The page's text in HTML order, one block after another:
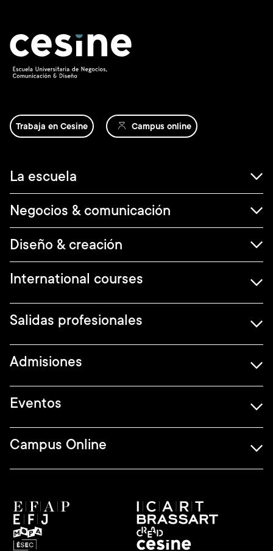
Trabaja en Cesine Campus online
Navegación
principal
La escuela
Negocios & comunicación
Diseño & creación
International courses
Salidas profesionales
Admisiones
Eventos
Campus Online